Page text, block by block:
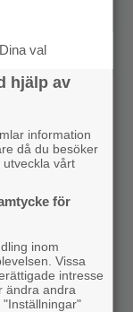
Dina val
hjälp av
information
då du besöker
vårt
för
inom
Vissa
intresse
ändra andra